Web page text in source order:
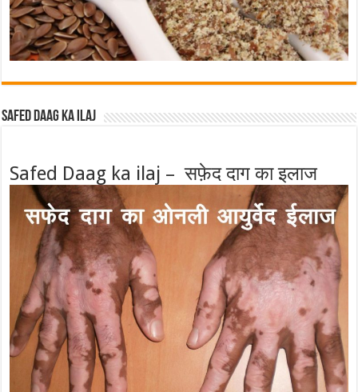
Safed Daag ka ilaj
Safed Daag ka ilaj – सफ़ेद दाग का इलाज